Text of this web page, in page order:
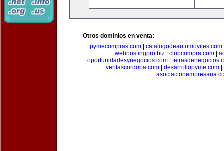
Otros dominios en venta:
pymecompras.com| catalogodeautomoviles.com
webhostingpro.biz| clubcompra.com|
oportunidadesynegocios.com|
ventascordoba.com| desarrollopyme.com|